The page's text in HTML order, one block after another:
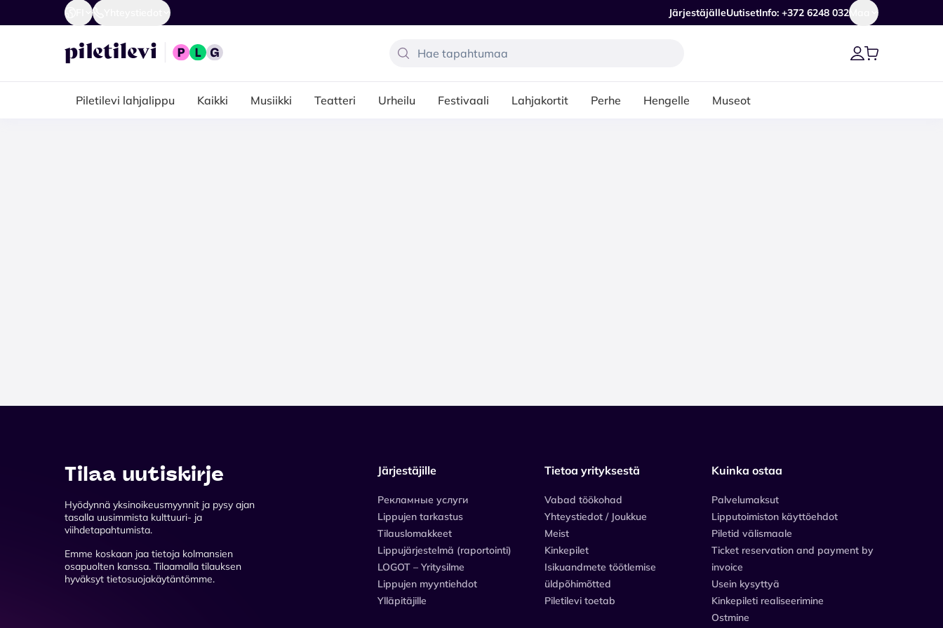
JärjestäjälleUutisetInfo: +372 6248 032Maa
Piletilevi lahjalippu Kaikki Musiikki Teatteri Urheilu Festivaali Lahjakortit Perhe Hengelle Museot
Tilaa uutiskirje
Hyödynnä yksinoikeusmyynnit ja pysy ajan
tasalla uusimmista kulttuuri- ja
viihdetapahtumista.
Emme koskaan jaa tietoja kolmansien
osapuolten kanssa. Tilaamalla tilauksen
hyväksyt tietosuojakäytäntömme.
Järjestäjille
Рекламные услуги
Lippujen tarkastus
Tilauslomakkeet
Lippujärjestelmä (raportointi)
LOGOT – Yritysilme
Lippujen myyntiehdot
Ylläpitäjille
Tietoa yrityksestä
Vabad töökohad
Yhteystiedot / Joukkue
Meist
Kinkepilet
Isikuandmete töötlemise
üldpõhimõtted
Piletilevi toetab
Kuinka ostaa
Palvelumaksut
Lipputoimiston käyttöehdot
Piletid välismaale
Ticket reservation and payment by
invoice
Usein kysyttyä
Kinkepileti realiseerimine
Ostmine